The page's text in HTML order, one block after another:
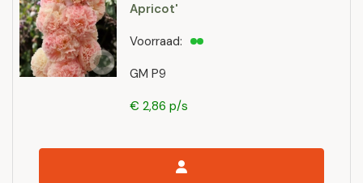
Apricot'
GM P9
Voorraad:
€ 2,86 p/s